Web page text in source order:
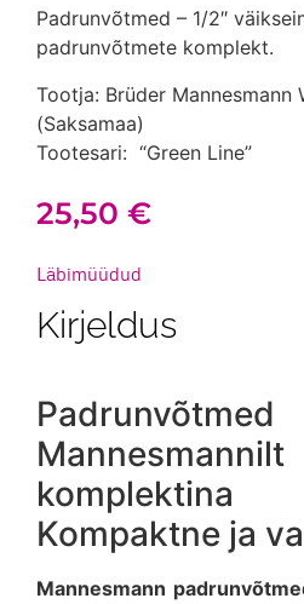
Padrunvõtmed – 1/2″
padrunvõtmete komplekt.
Tootja: Brüder Mannesmann
(Saksamaa)
Tootesari: “Green Line”
25,50 €
Läbimüüdud
Kirjeldus
Padrunvõtmed
Kompaktne ja
Mannesmann